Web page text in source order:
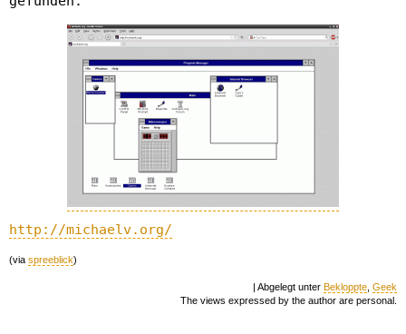
http://michaelv.org/
(via spreeblick)
| Abgelegt unter Bekloppte Geek
The views expressed by the author are personal.